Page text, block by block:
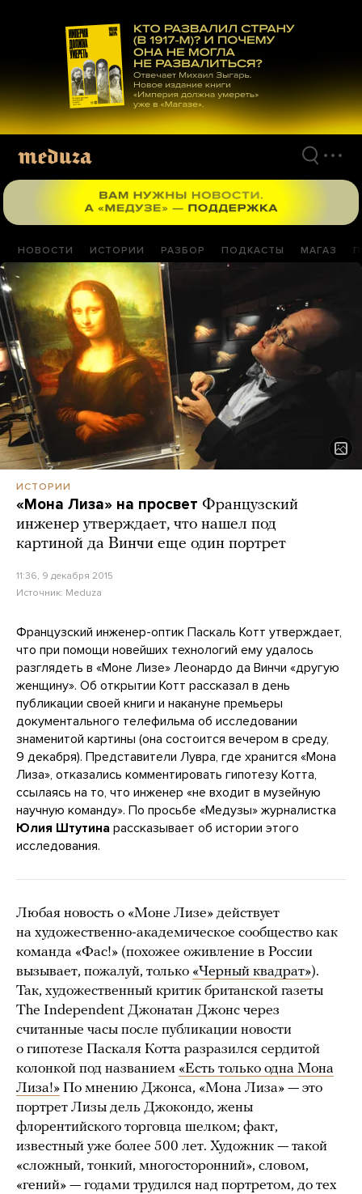
материалам
НОВОСТИ ИСТОРИИ РАЗБОР ПОДКАСТЫ МАГАЗ
ИСТОРИИ
«Мона Лиза» на просвет Французский
инженер утверждает, что нашел под
картиной да Винчи еще один портрет
11:36, 9 декабря 2015
Источник: Meduza
Французский инженер-оптик Паскаль Котт утверждает,
что при помощи новейших технологий ему удалось
разглядеть в «Моне Лизе» Леонардо да Винчи «другую
женщину». Об открытии Котт рассказал в день
публикации своей книги и накануне премьеры
документального телефильма об исследовании
знаменитой картины (она состоится вечером в среду,
9 декабря). Представители Лувра, где хранится «Мона
Лиза», отказались комментировать гипотезу Котта,
ссылаясь на то, что инженер «не входит в музейную
научную команду». По просьбе «Медузы» журналистка
Юлия Штутина рассказывает об истории этого
исследования.
Любая новость о «Моне Лизе» действует
на художественно-академическое сообщество как
команда «Фас!» (похожее оживление в России
вызывает, пожалуй, только «Черный квадрат»).
Так, художественный критик британской газеты
The Independent Джонатан Джонс через
считанные часы после публикации новости
о гипотезе Паскаля Котта разразился сердитой
колонкой под названием «Есть только одна Мона
Лиза!» По мнению Джонса, «Мона Лиза» — это
портрет Лизы дель Джокондо, жены
флорентийского торговца шелком; факт,
известный уже более 500 лет. Художник — такой
«сложный, тонкий, многосторонний», словом,
«гений» — годами трудился над портретом, до тех